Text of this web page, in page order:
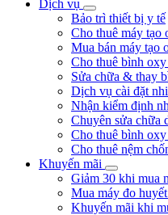
Dịch vụ
Bảo trì thiết bị y tế
Cho thuê máy tạo
Mua bán máy tạo
Cho thuê bình
Sửa chữa & thay
Dịch vụ cài đặt
Nhận kiểm định
Chuyên sửa chữa
Cho thuê bình
Cho thuê nệm
Khuyến mãi
Giảm 30 khi mua
Mua máy đo
Khuyến mãi khi